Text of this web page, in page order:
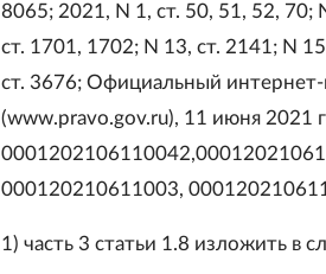
8065; 2021, N 1, ст. 50, 51, 52, 70;
ст. 1701, 1702; N 13, ст. 2141; N
ст. 3676; Официальный
(www.pravo.gov.ru), 11 июня 2021
000120210611003,
1) часть 3 статьи 1.8 изложить в